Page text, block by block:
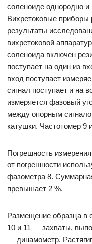
соленоиде однородно
Вихретоковые приборы
результаты
вихретоковой
соленоида включен
поступает на один из
вход поступает
сигнал поступает и на
измеряется фазовый
между опорным
катушки. Частотомер 9
Погрешность
от погрешности
фазометра 8.
превышает 2 %.
Размещение образца в
10 и 11 — захваты,
— динамометр.